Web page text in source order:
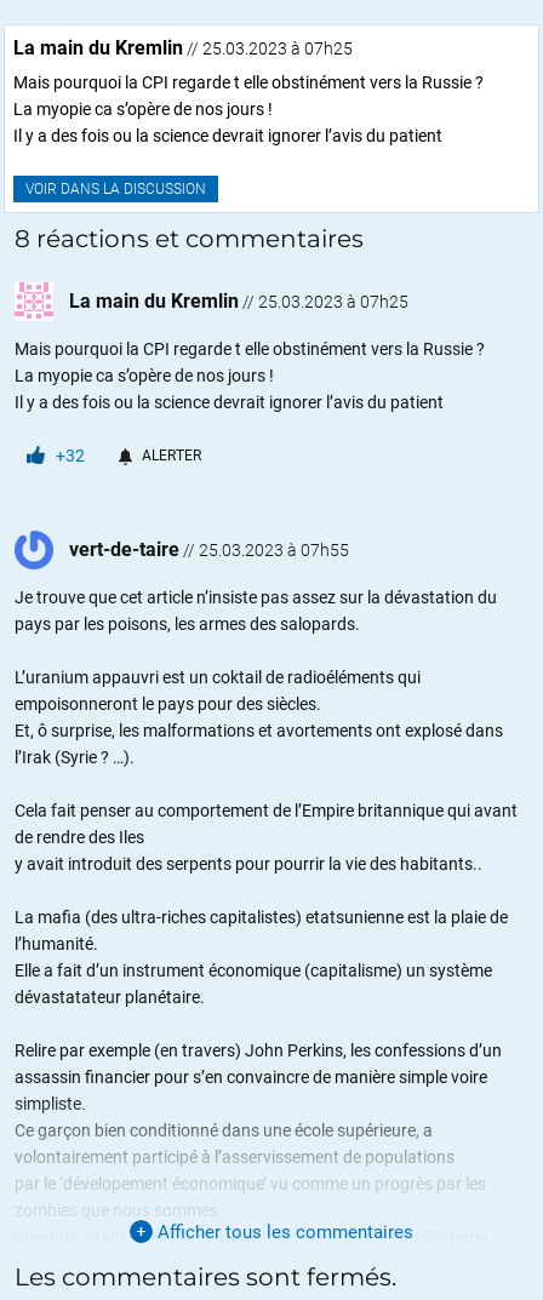
La main du Kremlin // 25.03.2023 à 07h25
Mais pourquoi la CPI regarde t elle obstinément vers la Russie ?
La myopie ca s’opère de nos jours !
Il y a des fois ou la science devrait ignorer l’avis du patient
VOIR DANS LA DISCUSSION
8 réactions et commentaires
La main du Kremlin // 25.03.2023 à 07h25
Mais pourquoi la CPI regarde t elle obstinément vers la Russie ?
La myopie ca s’opère de nos jours !
Il y a des fois ou la science devrait ignorer l’avis du patient
+32 ALERTER
vert-de-taire // 25.03.2023 à 07h55
Je trouve que cet article n’insiste pas assez sur la dévastation du
pays par les poisons, les armes des salopards.
L’uranium appauvri est un coktail de radioéléments qui
empoisonneront le pays pour des siècles.
Et, ô surprise, les malformations et avortements ont explosé dans
l’Irak (Syrie ? …).
Cela fait penser au comportement de l’Empire britannique qui avant
de rendre des Iles
y avait introduit des serpents pour pourrir la vie des habitants..
La mafia (des ultra-riches capitalistes) etatsunienne est la plaie de
l’humanité.
Elle a fait d’un instrument économique (capitalisme) un système
dévastatateur planétaire.
Relire par exemple (en travers) John Perkins, les confessions d’un
assassin financier pour s’en convaincre de manière simple voire
simpliste.
Ce garçon bien conditionné dans une école supérieure, a
volontairement participé à l’asservissement de populations
par le ‘dévelopement économique’ vu comme un progrès par les
zombies que nous sommes
devenus, otages dans le chantage terroriste à la vie du Système.
Surendetter les pays pour soumettre : volonté de domination
Afficher tous les commentaires
Les commentaires sont fermés.